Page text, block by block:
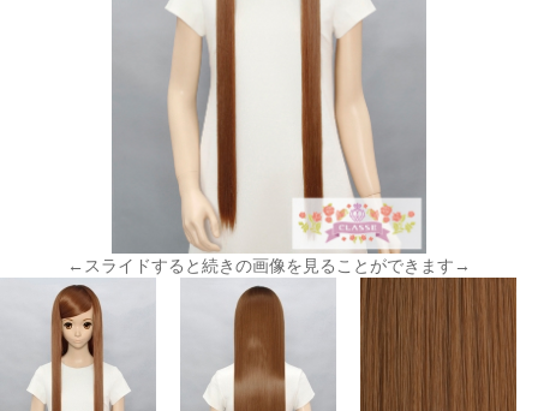
←スライドすると続きの画像を見ることができます→